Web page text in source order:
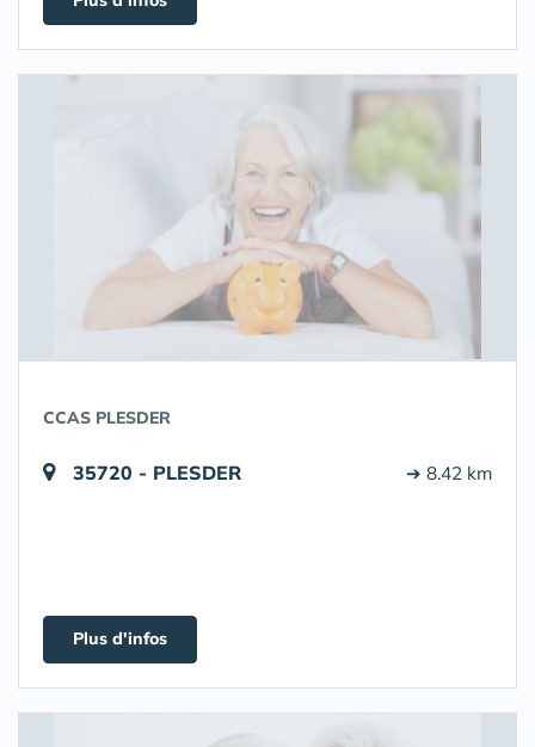
CCAS PLESDER
35720 - PLESDER ➔ 8.42 km
Plus d'infos